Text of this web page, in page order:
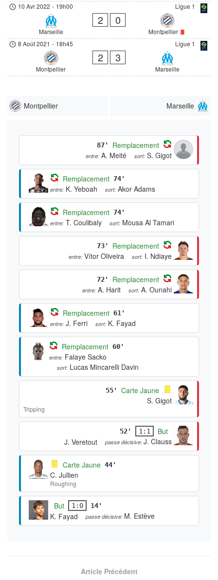
Ligue 1
10 Avr 2022 - 19h00
Marseille
2 0
Montpellier
Ligue 1
8 Août 2021 - 18h45
Montpellier
2 3
Marseille
Montpellier Marseille
87' Remplacement
entre: A. Meité sort: S. Gigot
Remplacement 74'
entre: K. Yeboah sort: Akor Adams
Remplacement 74'
entre: T. Coulibaly sort: Mousa Al Tamari
73' Remplacement
entre: Vítor Oliveira sort: I. Ndiaye
72' Remplacement
entre: A. Harit sort: A. Ounahi
Remplacement 61'
entre: J. Ferri sort: K. Fayad
Remplacement 60'
entre: Falaye Sacko
sort: Lucas Mincarelli Davin
55'
Carte Jaune
S. Gigot
Tripping
52' 1:1
But
J. Veretout
passe décisive:J. Clauss
Carte Jaune 44'
C. Jullien
Roughing
But 1:0 14'
K. Fayad passe décisive: M. Estève
Article Précédent